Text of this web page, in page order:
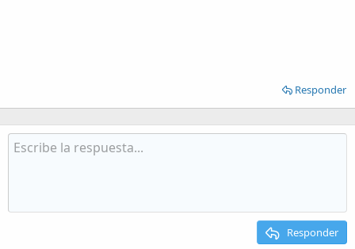
Responder
Responder